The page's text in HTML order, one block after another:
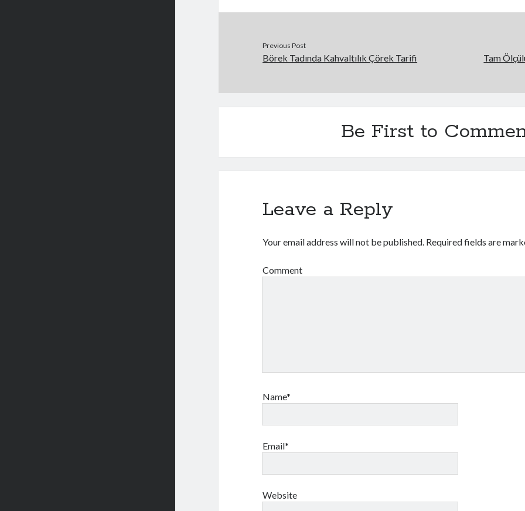
Previous Post
Börek Tadında Kahvaltılık Çörek Tarifi Tam
Be First to
Leave a Reply
Your email address will not be published. Required fields are
Comment
Name*
Email*
Website